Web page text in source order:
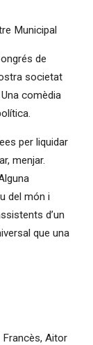
Municipal
de
societat
comèdia
per liquidar
menjar.
del món i
d’un
que una
Francès, Aitor